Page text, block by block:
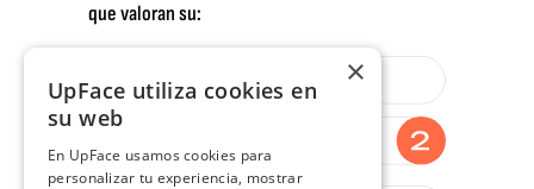
que valoran su:
×
UpFace utiliza cookies en
su web
En UpFace usamos cookies para
personalizar tu experiencia, mostrar